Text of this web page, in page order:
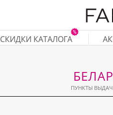
СКИДКИ КАТАЛОГА
ПУНКТЫ